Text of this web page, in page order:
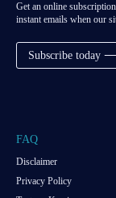
Get an online
instant emails when our
Subscribe today
FAQ
Disclaimer
Privacy Policy